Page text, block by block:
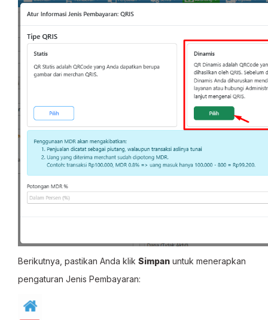
Berikutnya, pastikan Anda klik Simpan untuk menerapkan
pengaturan Jenis Pembayaran: